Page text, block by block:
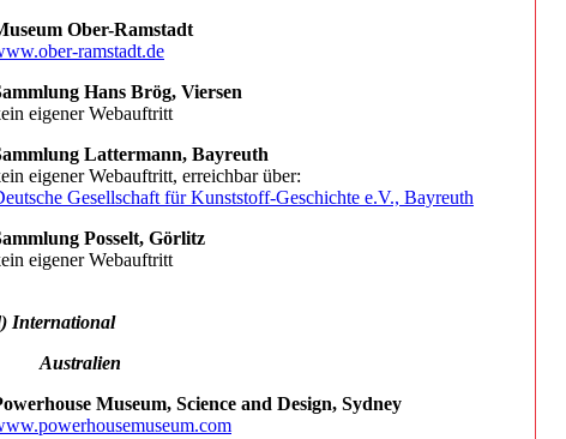
Ober-Ramstadt
ramstadt.de
Hans Brög, Viersen
eigener Webauftritt
Lattermann, Bayreuth
eigener Webauftritt, erreichbar über:
Gesellschaft für Kunststoff-Geschichte e.V., Bayreuth
Posselt, Görlitz
eigener Webauftritt
International
Australien
Museum, Science and Design, Sydney